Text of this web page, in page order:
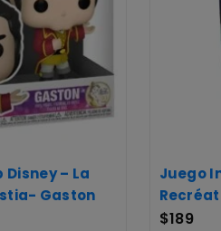
Disney – La
Gaston
Juego
$189